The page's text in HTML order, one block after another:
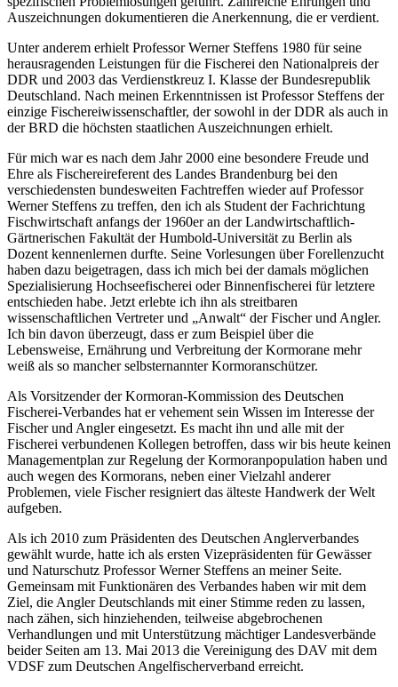
Auszeichnungen dokumentieren die Anerkennung, die er verdient.
Unter anderem erhielt Professor Werner Steffens 1980 für seine
herausragenden Leistungen für die Fischerei den Nationalpreis der
DDR und 2003 das Verdienstkreuz I. Klasse der Bundesrepublik
Deutschland. Nach meinen Erkenntnissen ist Professor Steffens der
einzige Fischereiwissenschaftler, der sowohl in der DDR als auch in
der BRD die höchsten staatlichen Auszeichnungen erhielt.
Für mich war es nach dem Jahr 2000 eine besondere Freude und
Ehre als Fischereireferent des Landes Brandenburg bei den
verschiedensten bundesweiten Fachtreffen wieder auf Professor
Werner Steffens zu treffen, den ich als Student der Fachrichtung
Fischwirtschaft anfangs der 1960er an der Landwirtschaftlich-
Gärtnerischen Fakultät der Humbold-Universität zu Berlin als
Dozent kennenlernen durfte. Seine Vorlesungen über Forellenzucht
haben dazu beigetragen, dass ich mich bei der damals möglichen
Spezialisierung Hochseefischerei oder Binnenfischerei für letztere
entschieden habe. Jetzt erlebte ich ihn als streitbaren
wissenschaftlichen Vertreter und „Anwalt“ der Fischer und Angler.
Ich bin davon überzeugt, dass er zum Beispiel über die
Lebensweise, Ernährung und Verbreitung der Kormorane mehr
weiß als so mancher selbsternannter Kormoranschützer.
Als Vorsitzender der Kormoran-Kommission des Deutschen
Fischerei-Verbandes hat er vehement sein Wissen im Interesse der
Fischer und Angler eingesetzt. Es macht ihn und alle mit der
Fischerei verbundenen Kollegen betroffen, dass wir bis heute keinen
Managementplan zur Regelung der Kormoranpopulation haben und
auch wegen des Kormorans, neben einer Vielzahl anderer
Problemen, viele Fischer resigniert das älteste Handwerk der Welt
aufgeben.
Als ich 2010 zum Präsidenten des Deutschen Anglerverbandes
gewählt wurde, hatte ich als ersten Vizepräsidenten für Gewässer
und Naturschutz Professor Werner Steffens an meiner Seite.
Gemeinsam mit Funktionären des Verbandes haben wir mit dem
Ziel, die Angler Deutschlands mit einer Stimme reden zu lassen,
nach zähen, sich hinziehenden, teilweise abgebrochenen
Verhandlungen und mit Unterstützung mächtiger Landesverbände
beider Seiten am 13. Mai 2013 die Vereinigung des DAV mit dem
VDSF zum Deutschen Angelfischerverband erreicht.